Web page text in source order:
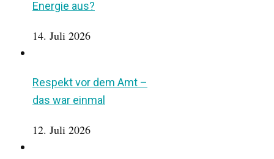
Energie aus?
14. Juli 2026
Respekt vor dem Amt –
das war einmal
12. Juli 2026